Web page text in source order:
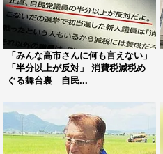
「みんな高市さんに何も言えない」
「半分以上が反対」 消費税減税め
ぐる舞台裏 自民...